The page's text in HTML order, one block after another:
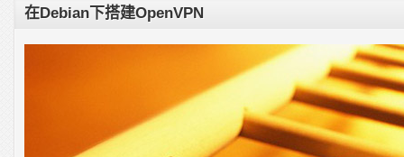
在Debian下搭建OpenVPN